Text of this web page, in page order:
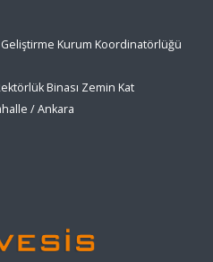
Kurum Koordinatörlüğü
Binası Zemin Kat
/ Ankara